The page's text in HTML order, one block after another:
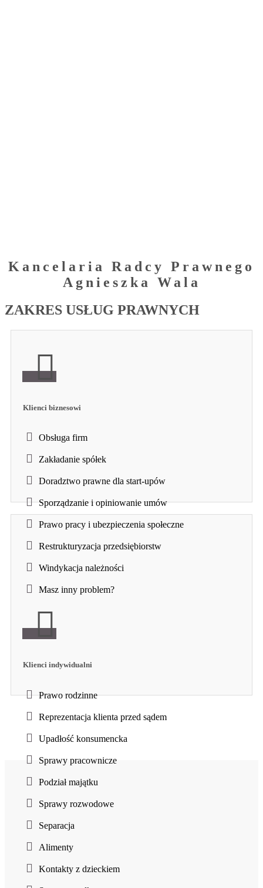
Kancelaria Radcy Prawnego
Agnieszka Wala
ZAKRES USŁUG PRAWNYCH
Klienci biznesowi
Obsługa firm
Zakładanie spółek
Doradztwo prawne dla start-upów
Sporządzanie i opiniowanie umów
Prawo pracy i ubezpieczenia społeczne
Restrukturyzacja przedsiębiorstw
Windykacja należności
Masz inny problem?
Klienci indywidualni
Prawo rodzinne
Reprezentacja klienta przed sądem
Upadłość konsumencka
Sprawy pracownicze
Podział majątku
Sprawy rozwodowe
Separacja
Alimenty
Kontakty z dzieckiem